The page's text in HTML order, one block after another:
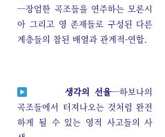
─장엄한 곡조들을 연주하는 모론시
아 그리고 영 존재들로 구성된 다른
계층들의 참된 배열과 관계적-연합.
생각의 선율─하보나의
곡조들에서 터져나오는 것처럼 완전
하게 될 수 있는 영적 사고들의 사